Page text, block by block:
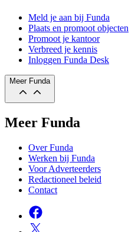
Meld je aan bij Funda
Plaats en promoot objecten
Promoot je kantoor
Verbreed je kennis
Inloggen Funda Desk
Meer Funda
Meer Funda
Over Funda
Werken bij Funda
Voor Adverteerders
Redactioneel beleid
Contact